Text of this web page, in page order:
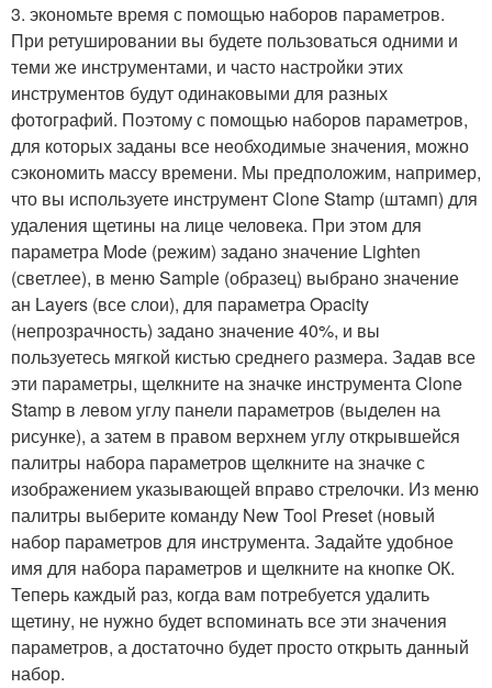
3. экономьте время с помощью наборов параметров.
При ретушировании вы будете пользоваться одними и
теми же инструментами, и часто настройки этих
инструментов будут одинаковыми для разных
фотографий. Поэтому с помощью наборов параметров,
для которых заданы все необходимые значения, можно
сэкономить массу времени. Мы предположим, например,
что вы используете инструмент Clone Stamp (штамп) для
удаления щетины на лице человека. При этом для
параметра Mode (режим) задано значение Lighten
(светлее), в меню Sample (образец) выбрано значение
ан Layers (все слои), для параметра Opacity
(непрозрачность) задано значение 40%, и вы
пользуетесь мягкой кистью среднего размера. Задав все
эти параметры, щелкните на значке инструмента Clone
Stamp в левом углу панели параметров (выделен на
рисунке), а затем в правом верхнем углу открывшейся
палитры набора параметров щелкните на значке с
изображением указывающей вправо стрелочки. Из меню
палитры выберите команду New Tool Preset (новый
набор параметров для инструмента. Задайте удобное
имя для набора параметров и щелкните на кнопке ОК.
Теперь каждый раз, когда вам потребуется удалить
щетину, не нужно будет вспоминать все эти значения
параметров, а достаточно будет просто открыть данный
набор.